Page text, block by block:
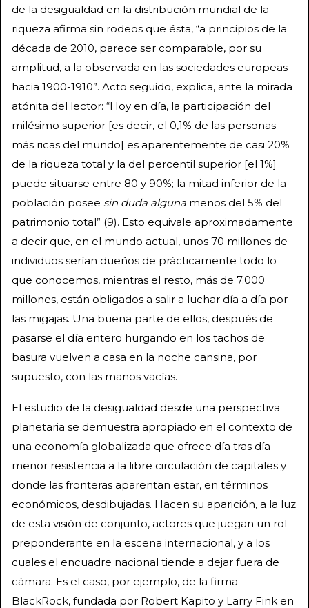
de la desigualdad en la distribución mundial de la
riqueza afirma sin rodeos que ésta, “a principios de la
década de 2010, parece ser comparable, por su
amplitud, a la observada en las sociedades europeas
hacia 1900-1910”. Acto seguido, explica, ante la mirada
atónita del lector: “Hoy en día, la participación del
milésimo superior [es decir, el 0,1% de las personas
más ricas del mundo] es aparentemente de casi 20%
de la riqueza total y la del percentil superior [el 1%]
puede situarse entre 80 y 90%; la mitad inferior de la
población posee sin duda alguna menos del 5% del
patrimonio total” (9). Esto equivale aproximadamente
a decir que, en el mundo actual, unos 70 millones de
individuos serían dueños de prácticamente todo lo
que conocemos, mientras el resto, más de 7.000
millones, están obligados a salir a luchar día a día por
las migajas. Una buena parte de ellos, después de
pasarse el día entero hurgando en los tachos de
basura vuelven a casa en la noche cansina, por
supuesto, con las manos vacías.
El estudio de la desigualdad desde una perspectiva
planetaria se demuestra apropiado en el contexto de
una economía globalizada que ofrece día tras día
menor resistencia a la libre circulación de capitales y
donde las fronteras aparentan estar, en términos
económicos, desdibujadas. Hacen su aparición, a la luz
de esta visión de conjunto, actores que juegan un rol
preponderante en la escena internacional, y a los
cuales el encuadre nacional tiende a dejar fuera de
cámara. Es el caso, por ejemplo, de la firma
BlackRock, fundada por Robert Kapito y Larry Fink en